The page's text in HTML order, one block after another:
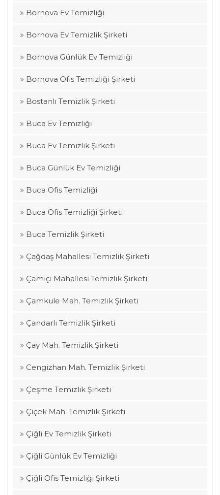
Bornova Ev Temizliği
Bornova Ev Temizlik Şirketi
Bornova Günlük Ev Temizliği
Bornova Ofis Temizliği Şirketi
Bostanlı Temizlik Şirketi
Buca Ev Temizliği
Buca Ev Temizlik Şirketi
Buca Günlük Ev Temizliği
Buca Ofis Temizliği
Buca Ofis Temizliği Şirketi
Buca Temizlik Şirketi
Çağdaş Mahallesi Temizlik Şirketi
Çamiçi Mahallesi Temizlik Şirketi
Çamkule Mah. Temizlik Şirketi
Çandarlı Temizlik Şirketi
Çay Mah. Temizlik Şirketi
Cengizhan Mah. Temizlik Şirketi
Çeşme Temizlik Şirketi
Çiçek Mah. Temizlik Şirketi
Çiğli Ev Temizlik Şirketi
Çiğli Günlük Ev Temizliği
Çiğli Ofis Temizliği Şirketi